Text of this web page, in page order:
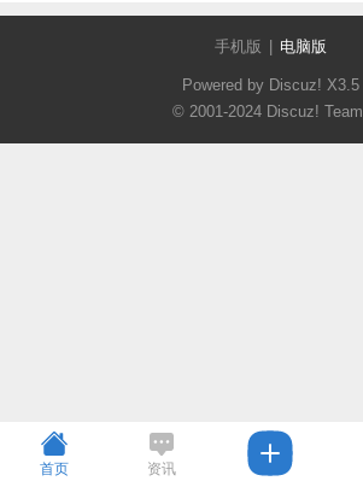
手机版 电脑版
Powered by Discuz! X3.5
© 2001-2024 Discuz! Team
首页 资讯